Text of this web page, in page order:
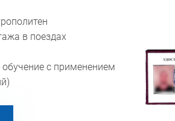
в поездах
с применением